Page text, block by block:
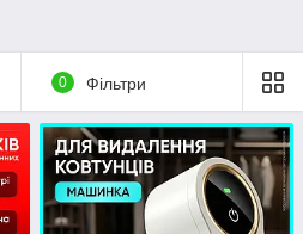
0 Фільтри